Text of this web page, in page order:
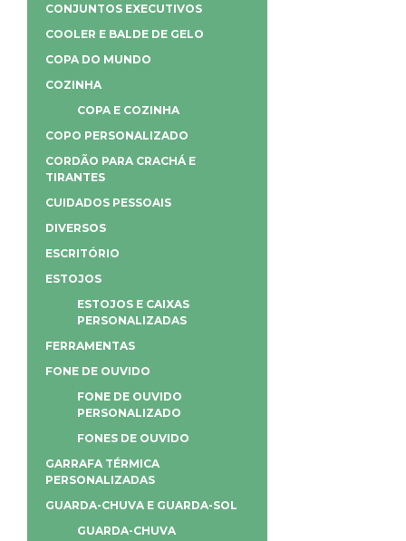
CONJUNTOS EXECUTIVOS
COOLER E BALDE DE GELO
COPA DO MUNDO
COZINHA
COPA E COZINHA
COPO PERSONALIZADO
CORDÃO PARA CRACHÁ E
TIRANTES
CUIDADOS PESSOAIS
DIVERSOS
ESCRITÓRIO
ESTOJOS
ESTOJOS E CAIXAS
PERSONALIZADAS
FERRAMENTAS
FONE DE OUVIDO
FONE DE OUVIDO
PERSONALIZADO
FONES DE OUVIDO
GARRAFA TÉRMICA
PERSONALIZADAS
GUARDA-CHUVA E GUARDA-SOL
GUARDA-CHUVA